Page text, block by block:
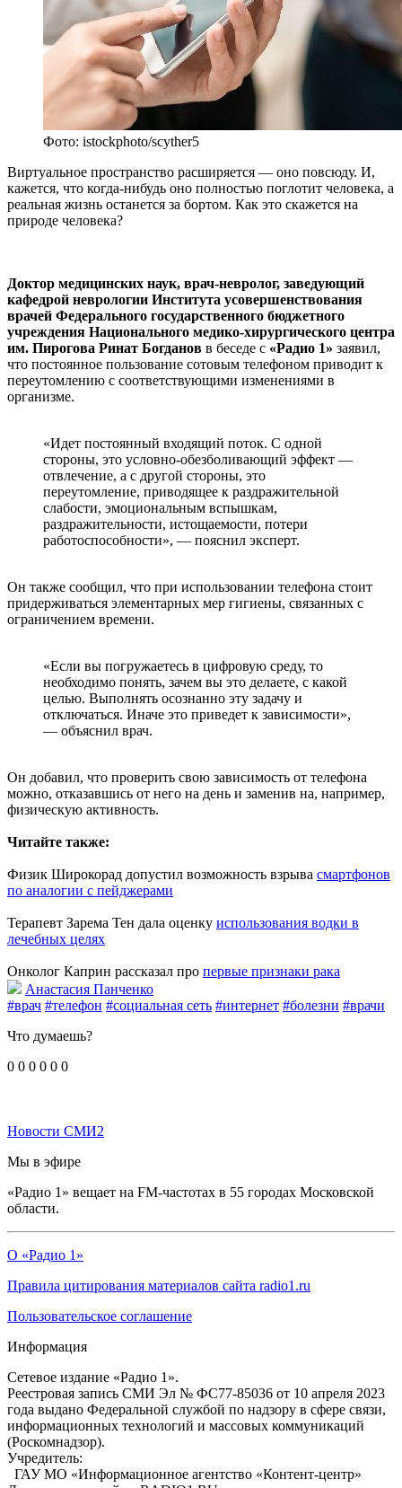
Фото: istockphoto/scyther5
Виртуальное пространство расширяется — оно повсюду. И,
кажется, что когда-нибудь оно полностью поглотит человека, а
реальная жизнь останется за бортом. Как это скажется на
природе человека?
Доктор медицинских наук, врач-невролог, заведующий
кафедрой неврологии Института усовершенствования
врачей Федерального государственного бюджетного
учреждения Национального медико-хирургического центра
им. Пирогова Ринат Богданов в беседе с «Радио 1» заявил,
что постоянное пользование сотовым телефоном приводит к
переутомлению с соответствующими изменениями в
организме.
«Идет постоянный входящий поток. С одной
стороны, это условно-обезболивающий эффект —
отвлечение, а с другой стороны, это
переутомление, приводящее к раздражительной
слабости, эмоциональным вспышкам,
раздражительности, истощаемости, потери
работоспособности», — пояснил эксперт.
Он также сообщил, что при использовании телефона стоит
придерживаться элементарных мер гигиены, связанных с
ограничением времени.
«Если вы погружаетесь в цифровую среду, то
необходимо понять, зачем вы это делаете, с какой
целью. Выполнять осознанно эту задачу и
отключаться. Иначе это приведет к зависимости»,
— объяснил врач.
Он добавил, что проверить свою зависимость от телефона
можно, отказавшись от него на день и заменив на, например,
физическую активность.
Читайте также:
Физик Широкорад допустил возможность взрыва смартфонов
по аналогии с пейджерами
Терапевт Зарема Тен дала оценку использования водки в
лечебных целях
Онколог Каприн рассказал про первые признаки рака
Анастасия Панченко
#врач #телефон #социальная сеть #интернет #болезни #врачи
Что думаешь?
0 0 0 0 0 0
Новости СМИ2
Мы в эфире
«Радио 1» вещает на FM-частотах в 55 городах Московской
области.
О «Радио 1»
Правила цитирования материалов сайта radio1.ru
Пользовательское соглашение
Информация
Сетевое издание «Радио 1».
Реестровая запись СМИ Эл № ФС77-85036 от 10 апреля 2023
года выдано Федеральной службой по надзору в сфере связи,
информационных технологий и массовых коммуникаций
(Роскомнадзор).
Учредитель:
ГАУ МО «Информационное агентство «Контент-центр»